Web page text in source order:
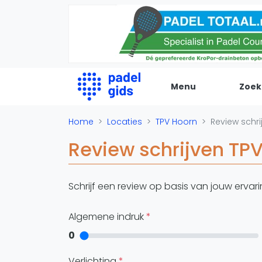
Menu
De Padel Gids
Alle padel locaties
Padelwinkels
Padelreizen
Merken
Banenbouwers
Home Locaties TPV Hoorn Review
Review schrijven
Schrijf een review op basis van jouw
Algemene indruk
0